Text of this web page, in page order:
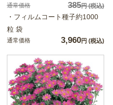
通常価格 385円(税込)
・フィルムコート種子約1000
粒 袋
通常価格 3,960円 (税込)